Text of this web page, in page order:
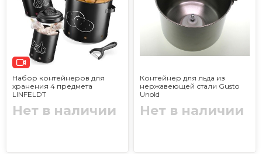
Набор контейнеров для
хранения 4 предмета
LINFELDT
Нет в наличии
Контейнер для льда из
нержавеющей стали Gusto
Unold
Нет в наличии